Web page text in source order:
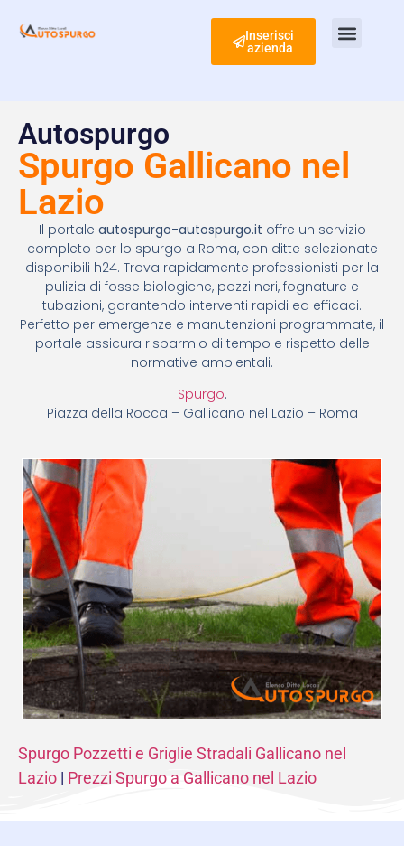
Inserisci
azienda
Autospurgo
Spurgo Gallicano nel
Lazio
Il portale autospurgo-autospurgo.it offre un servizio
completo per lo spurgo a Roma, con ditte selezionate
disponibili h24. Trova rapidamente professionisti per la
pulizia di fosse biologiche, pozzi neri, fognature e
tubazioni, garantendo interventi rapidi ed efficaci.
Perfetto per emergenze e manutenzioni programmate, il
portale assicura risparmio di tempo e rispetto delle
normative ambientali.
Spurgo.
Piazza della Rocca – Gallicano nel Lazio – Roma
Spurgo Pozzetti e Griglie Stradali Gallicano nel
Lazio | Prezzi Spurgo a Gallicano nel Lazio